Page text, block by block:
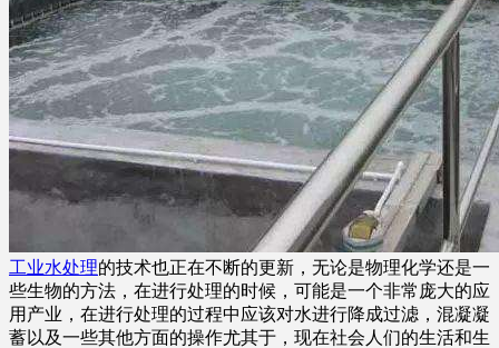
工业水处理的技术也正在不断的更新，无论是物理化学还是一
些生物的方法，在进行处理的时候，可能是一个非常庞大的应
用产业，在进行处理的过程中应该对水进行降成过滤，混凝凝
蓄以及一些其他方面的操作尤其于，现在社会人们的生活和生